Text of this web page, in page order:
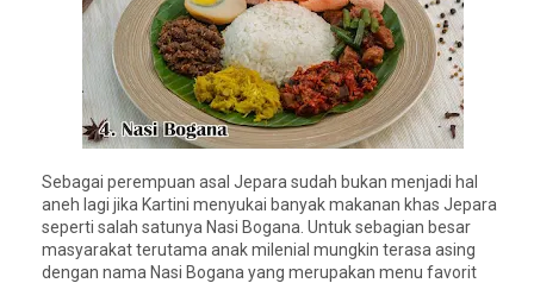
Sebagai perempuan asal Jepara sudah bukan menjadi hal
aneh lagi jika Kartini menyukai banyak makanan khas Jepara
seperti salah satunya Nasi Bogana. Untuk sebagian besar
masyarakat terutama anak milenial mungkin terasa asing
dengan nama Nasi Bogana yang merupakan menu favorit